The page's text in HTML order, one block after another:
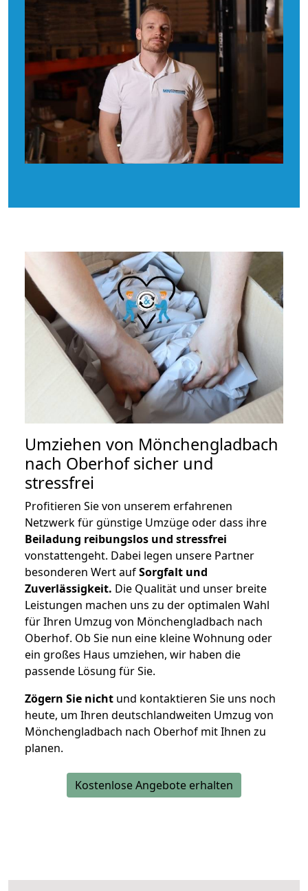
Umziehen von Mönchengladbach
nach Oberhofsicher und
stressfrei
Profitieren Sie von unserem erfahrenen
Netzwerk für günstige Umzüge oder dass ihre
Beiladung reibungslos und stressfrei
vonstattengeht. Dabei legen unsere Partner
besonderen Wert aufSorgfalt und
Zuverlässigkeit. Die Qualität und unser breite
Leistungen machen uns zu der optimalen Wahl
für Ihren Umzug von Mönchengladbach nach
Oberhof. Ob Sie nun eine kleine Wohnung oder
ein großes Haus umziehen, wir haben die
passende Lösung für Sie.
Zögern Sie nicht und kontaktieren Sie uns noch
heute, um Ihren deutschlandweiten Umzug von
Mönchengladbach nach Oberhof mit Ihnen zu
planen.
Kostenlose Angebote erhalten